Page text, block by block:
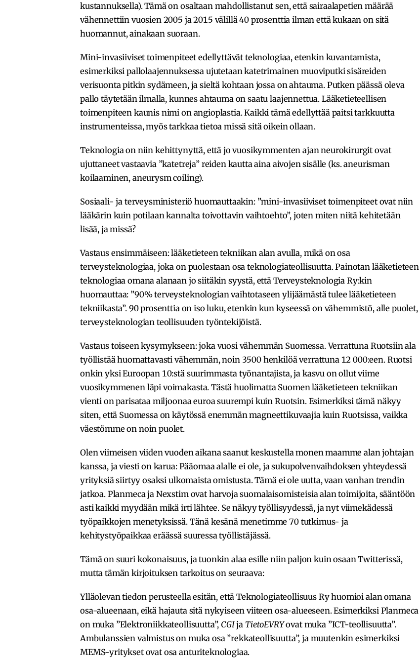
kustannuksella). Tämä on osaltaan mahdollistanut sen, että sairaalapetien määrää
vähennettiin vuosien 2005 ja 2015 välillä 40 prosenttia ilman että kukaan on sitä
huomannut, ainakaan suoraan.
Mini-invasiiviset toimenpiteet edellyttävät teknologiaa, etenkin kuvantamista,
esimerkiksi pallolaajennuksessa ujutetaan katetrimainen muoviputki sisäreiden
verisuonta pitkin sydämeen, ja sieltä kohtaan jossa on ahtauma. Putken päässä oleva
pallo täytetään ilmalla, kunnes ahtauma on saatu laajennettua. Lääketieteellisen
toimenpiteen kaunis nimi on angioplastia. Kaikki tämä edellyttää paitsi tarkkuutta
instrumenteissa, myös tarkkaa tietoa missä sitä oikein ollaan.
Teknologia on niin kehittynyttä, että jo vuosikymmenten ajan neurokirurgit ovat
ujuttaneet vastaavia ”katetreja” reiden kautta aina aivojen sisälle (ks. aneurisman
koilaaminen, aneurysm coiling).
Sosiaali- ja terveysministeriö huomauttaakin: ”mini-invasiiviset toimenpiteet ovat niin
lääkärin kuin potilaan kannalta toivottavin vaihtoehto”, joten miten niitä kehitetään
lisää, ja missä?
Vastaus ensimmäiseen: lääketieteen tekniikan alan avulla, mikä on osa
terveysteknologiaa, joka on puolestaan osa teknologiateollisuutta. Painotan lääketieteen
teknologiaa omana alanaan jo siitäkin syystä, että Terveysteknologia Ry:kin
huomauttaa: ”90% terveysteknologian vaihtotaseen ylijäämästä tulee lääketieteen
tekniikasta”. 90 prosenttia on iso luku, etenkin kun kyseessä on vähemmistö, alle puolet,
terveysteknologian teollisuuden työntekijöistä.
Vastaus toiseen kysymykseen: joka vuosi vähemmän Suomessa. Verrattuna Ruotsiin ala
työllistää huomattavasti vähemmän, noin 3500 henkilöä verrattuna 12 000:een. Ruotsi
onkin yksi Euroopan 10:stä suurimmasta työnantajista, ja kasvu on ollut viime
vuosikymmenen läpi voimakasta. Tästä huolimatta Suomen lääketieteen tekniikan
vienti on parisataa miljoonaa euroa suurempi kuin Ruotsin. Esimerkiksi tämä näkyy
siten, että Suomessa on käytössä enemmän magneettikuvaajia kuin Ruotsissa, vaikka
väestömme on noin puolet.
Olen viimeisen viiden vuoden aikana saanut keskustella monen maamme alan johtajan
kanssa, ja viesti on karua: Pääomaa alalle ei ole, ja sukupolvenvaihdoksen yhteydessä
yrityksiä siirtyy osaksi ulkomaista omistusta. Tämä ei ole uutta, vaan vanhan trendin
jatkoa. Planmeca ja Nexstim ovat harvoja suomalaisomisteisia alan toimijoita, sääntöön
asti kaikki myydään mikä irti lähtee. Se näkyy työllisyydessä, ja nyt viimekädessä
työpaikkojen menetyksissä. Tänä kesänä menetimme 70 tutkimus- ja
kehitystyöpaikkaa eräässä suuressa työllistäjässä.
Tämä on suuri kokonaisuus, ja tuonkin alaa esille niin paljon kuin osaan Twitterissä,
mutta tämän kirjoituksen tarkoitus on seuraava:
Ylläolevan tiedon perusteella esitän, että Teknologiateollisuus Ry huomioi alan omana
osa-alueenaan, eikä hajauta sitä nykyiseen viiteen osa-alueeseen. Esimerkiksi Planmeca
on muka ”Elektroniikkateollisuutta”, CGIja TietoEVRYovat muka ”ICT-teollisuutta”.
Ambulanssien valmistus on muka osa ”rekkateollisuutta”, ja muutenkin esimerkiksi
MEMS-yritykset ovat osa anturiteknologiaa.